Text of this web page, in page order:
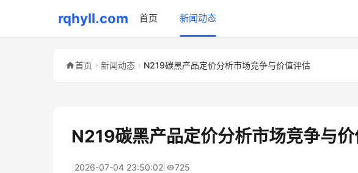
rqhyll.com 首页 新闻动态
首页 新闻动态 N219碳黑产品定价分析市场竞争与价值评估
N219碳黑产品定价分析市场竞争与
2026-07-04 23:50:02 725